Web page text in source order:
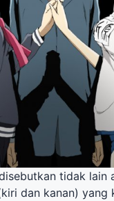
tidak lain
dan kanan) yang